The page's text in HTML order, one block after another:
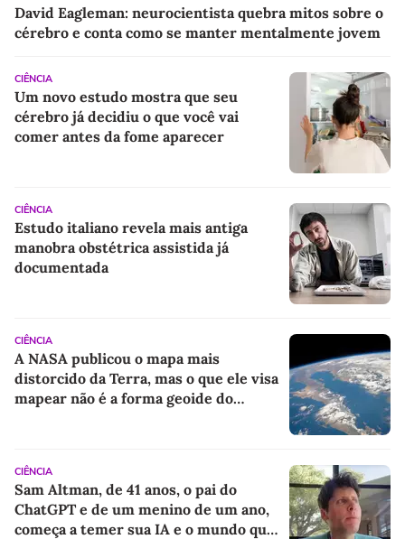
David Eagleman: neurocientista quebra mitos sobre o
cérebro e conta como se manter mentalmente jovem
CIÊNCIA
Um novo estudo mostra que seu
cérebro já decidiu o que você vai
comer antes da fome aparecer
CIÊNCIA
Estudo italiano revela mais antiga
manobra obstétrica assistida já
documentada
CIÊNCIA
A NASA publicou o mapa mais
distorcido da Terra, mas o que ele visa
mapear não é a forma geoide do
CIÊNCIA
Sam Altman, de 41 anos, o pai do
ChatGPT e de um menino de um ano,
começa a temer sua IA e o mundo que